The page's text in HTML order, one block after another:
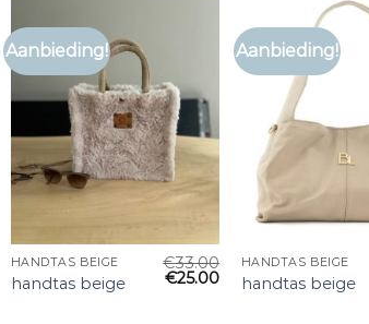
Aanbieding!
HANDTAS BEIGE
handtas beige
€33.00
€25.00
Aanbieding!
HANDTAS BEIGE
handtas beige